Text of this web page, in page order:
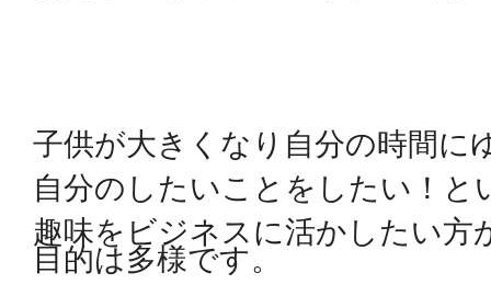
子供が大きくなり自分の時間に
自分のしたいことをしたい！と
趣味をビジネスに活かしたい方
目的は多様です。